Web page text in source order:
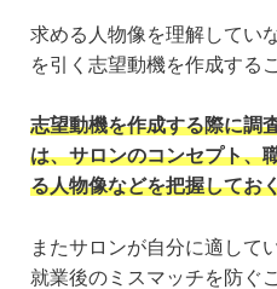
求める人物像を理解してい
を引く志望動機を作成する
志望動機を作成する際に調
は、サロンのコンセプト、
る人物像などを把握してお
またサロンが自分に適して
就業後のミスマッチを防ぐ